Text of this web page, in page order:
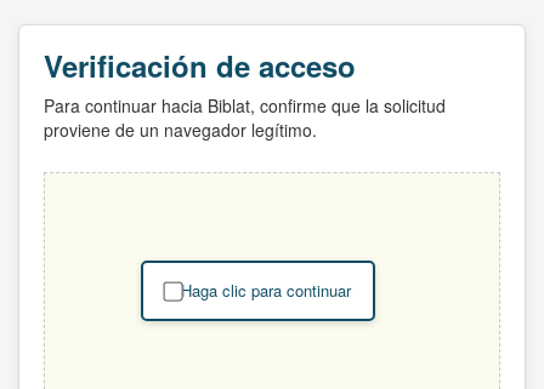
Verificación de acceso
Para continuar hacia Biblat, confirme que la solicitud
proviene de un navegador legítimo.
Haga clic para continuar